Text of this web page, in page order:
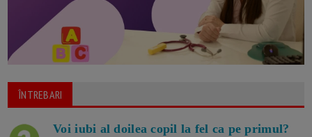
ÎNTREBARI
Voi iubi al doilea copil la fel ca pe primul?